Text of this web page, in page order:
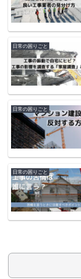
日常の困りごと
日常の困りごと
日常の困りごと